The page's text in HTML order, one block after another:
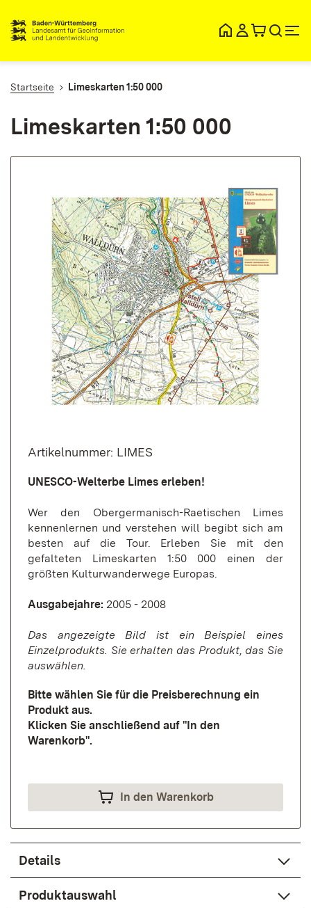
Startseite Limeskarten 1:50 000
Limeskarten 1:50 000
Artikelnummer: LIMES
UNESCO-Welterbe Limes erleben!
Wer den Obergermanisch-Raetischen Limes
kennenlernen und verstehen will begibt sich am
besten auf die Tour. Erleben Sie mit den
gefalteten Limeskarten 1:50 000 einen der
größten Kulturwanderwege Europas.
Ausgabejahre: 2005 - 2008
Das angezeigte Bild ist ein Beispiel eines
Einzelprodukts. Sie erhalten das Produkt, das Sie
auswählen.
Bitte wählen Sie für die Preisberechnung ein
Produkt aus.
Klicken Sie anschließend auf "In den
Warenkorb".
In den Warenkorb
Details
Produktauswahl